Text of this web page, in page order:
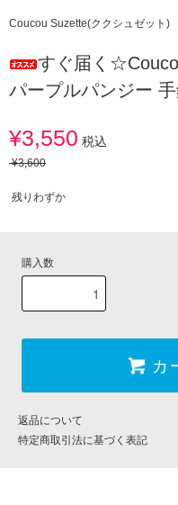
Coucou Suzette(ククシュゼット)
すぐ届く
パープルパンジー
¥3,550 税込
¥3,600
残りわずか
購入数
カ
返品について
特定商取引法に基づく表記